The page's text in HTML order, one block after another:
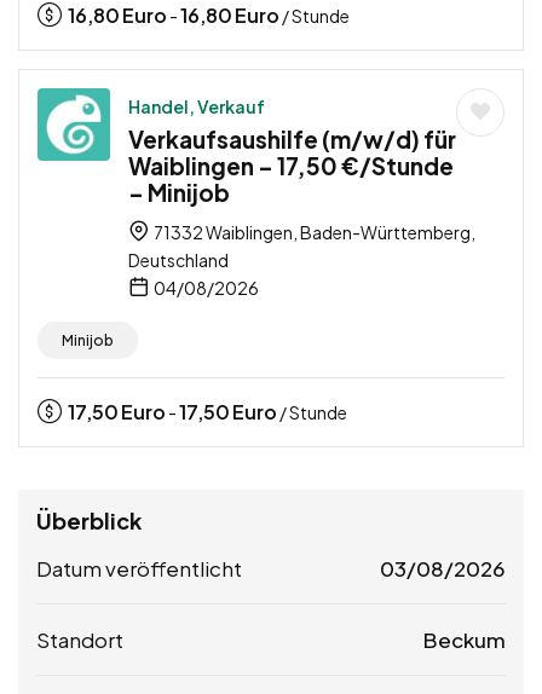
16,80Euro -16,80Euro / Stunde
Handel, Verkauf
Verkaufsaushilfe (m/w/d) für
Waiblingen – 17,50 €/Stunde
– Minijob
71332 Waiblingen, Baden-Württemberg,
Deutschland
04/08/2026
Minijob
17,50Euro -17,50Euro / Stunde
Überblick
Datum veröffentlicht 03/08/2026
Standort Beckum